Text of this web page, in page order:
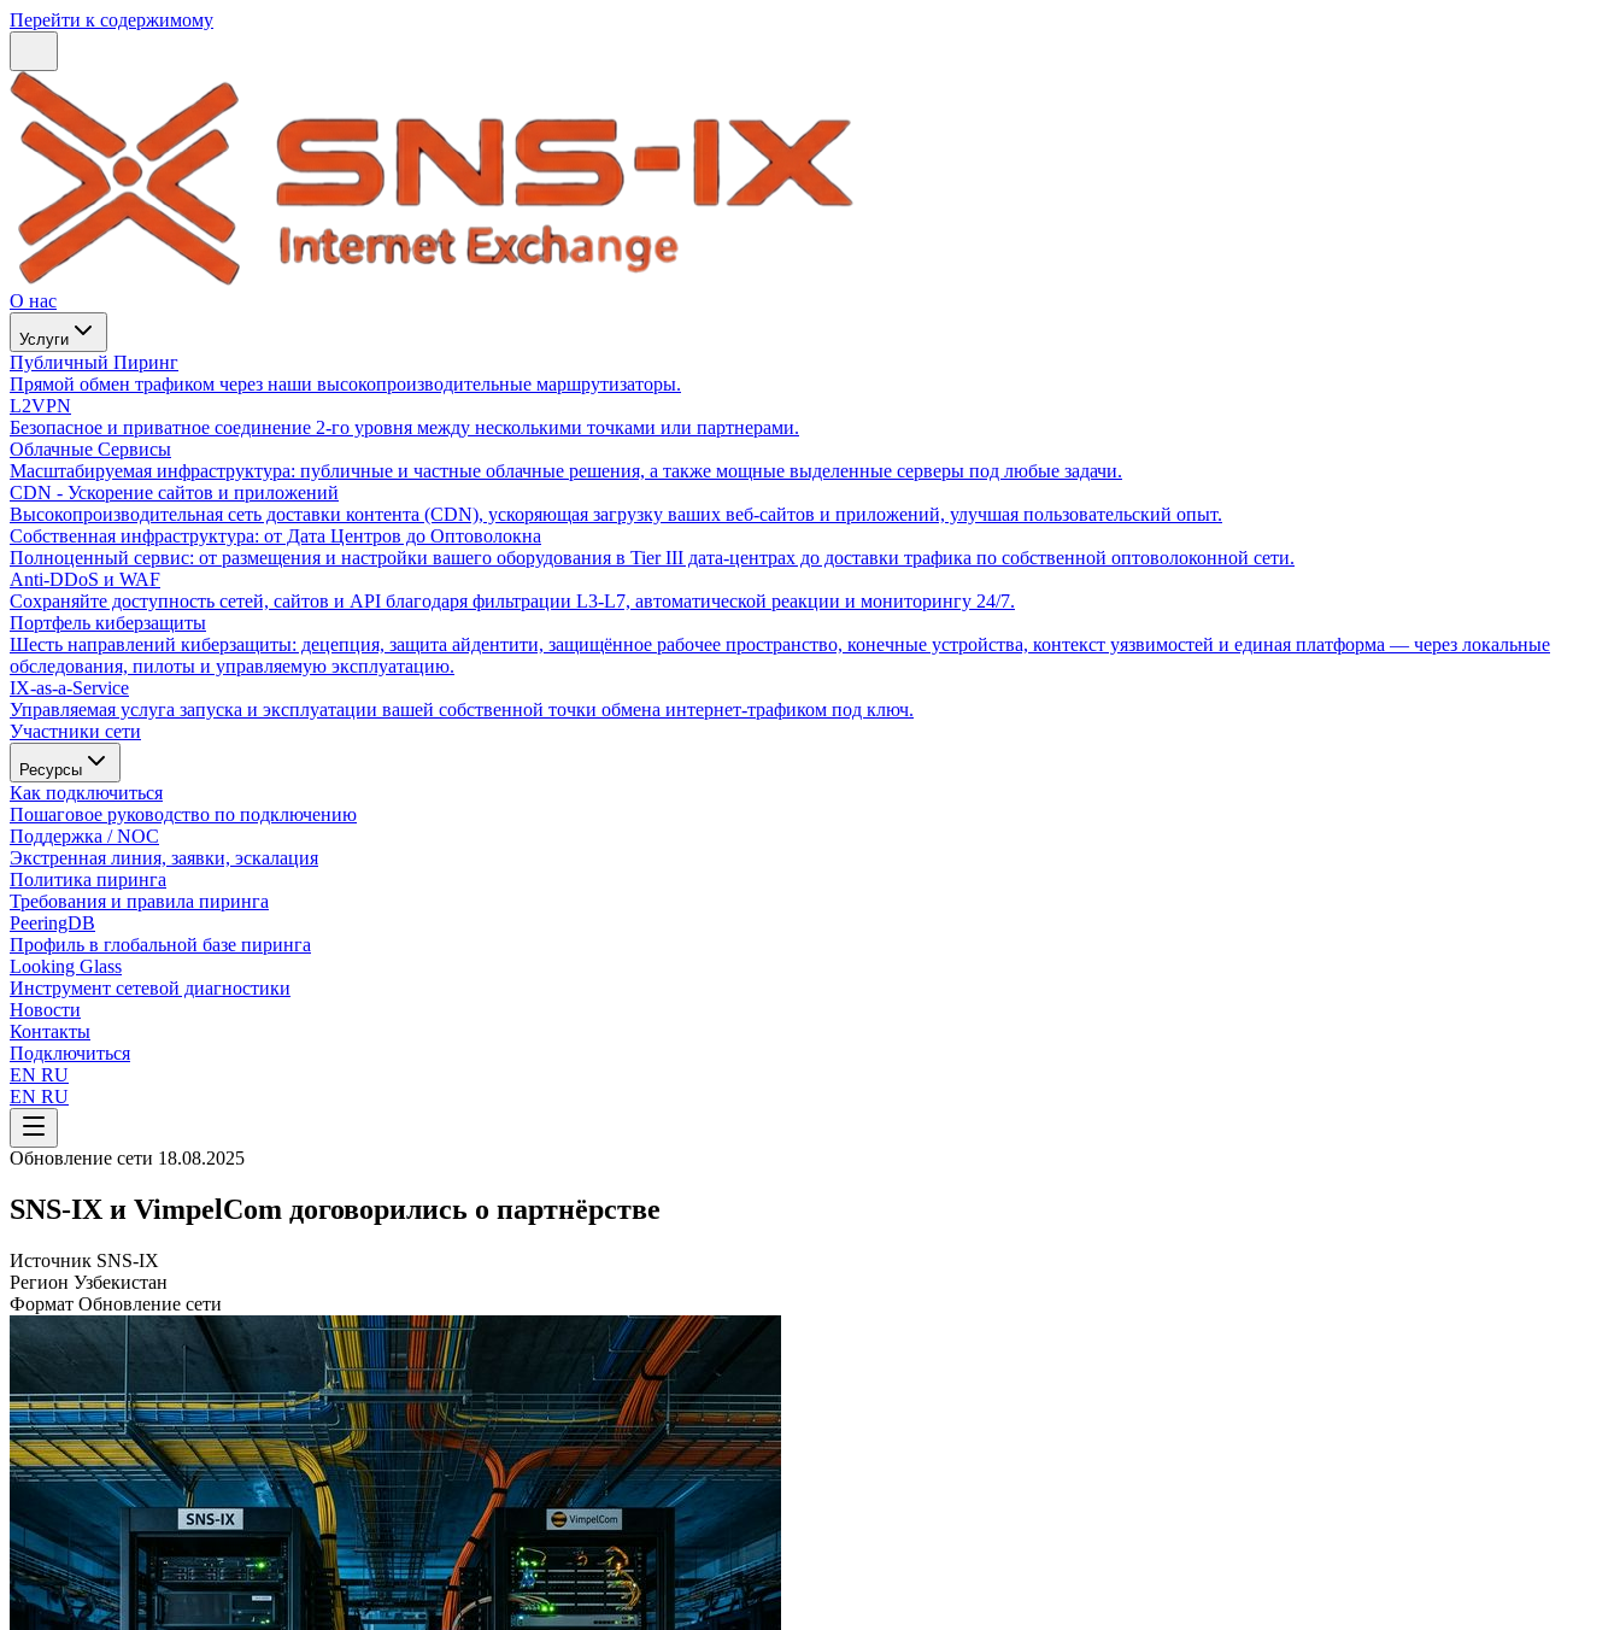
Перейти к содержимому
О нас
Услуги
Публичный Пиринг
Прямой обмен трафиком через наши высокопроизводительные маршрутизаторы.
L2VPN
Безопасное и приватное соединение 2-го уровня между несколькими точками или партнерами.
Облачные Сервисы
Масштабируемая инфраструктура: публичные и частные облачные решения, а также мощные выделенные серверы под любые задачи.
CDN - Ускорение сайтов и приложений
Высокопроизводительная сеть доставки контента (CDN), ускоряющая загрузку ваших веб-сайтов и приложений, улучшая пользовательский опыт.
Собственная инфраструктура: от Дата Центров до Оптоволокна
Полноценный сервис: от размещения и настройки вашего оборудования в Tier III дата-центрах до доставки трафика по собственной оптоволоконной сети.
Anti-DDoS и WAF
Сохраняйте доступность сетей, сайтов и API благодаря фильтрации L3-L7, автоматической реакции и мониторингу 24/7.
Портфель киберзащиты
Шесть направлений киберзащиты: децепция, защита айдентити, защищённое рабочее пространство, конечные устройства, контекст уязвимостей и единая платформа — через локальные
обследования, пилоты и управляемую эксплуатацию.
IX-as-a-Service
Управляемая услуга запуска и эксплуатации вашей собственной точки обмена интернет-трафиком под ключ.
Участники сети
Ресурсы
Как подключиться
Пошаговое руководство по подключению
Поддержка / NOC
Экстренная линия, заявки, эскалация
Политика пиринга
Требования и правила пиринга
PeeringDB
Профиль в глобальной базе пиринга
Looking Glass
Инструмент сетевой диагностики
Новости
Контакты
Подключиться
EN RU
EN RU
Обновление сети 18.08.2025
SNS-IX и VimpelCom договорились о партнёрстве
Источник SNS-IX
Регион Узбекистан
Формат Обновление сети